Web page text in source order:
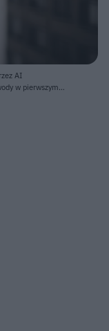
AI
w pierwszym
z ciemnymi